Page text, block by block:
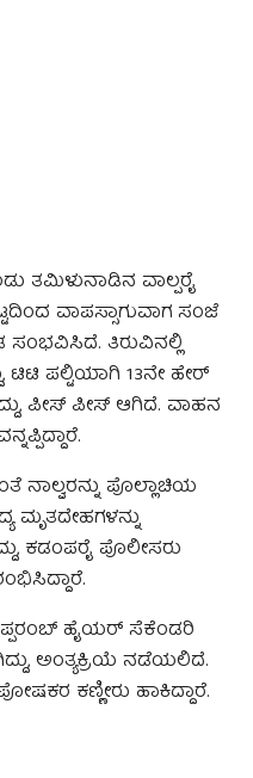
ತಮಿಳುನಾಡಿನ ವಾಲ್ಪರೈ
ವಾಪಸ್ಸಾಗುವಾಗ ಸಂಜೆ
ತಿರುವಿನಲ್ಲಿ
ಪಲ್ಟಿಯಾಗಿ 13ನೇ ಹೇರ್
ಪೀಸ್ ಪೀಸ್ ಆಗಿದೆ. ವಾಹನ
ನಾಲ್ವರನ್ನು ಪೊಲ್ಲಾಚಿಯ
ಮೃತದೇಹಗಳನ್ನು
ಕಡಂಪರೈ ಪೊಲೀಸರು
ಹೈಯರ್ ಸೆಕೆಂಡರಿ
ಅಂತ್ಯಕ್ರಿಯೆ ನಡೆಯಲಿದೆ.
ಕಣ್ಣೀರು ಹಾಕಿದ್ದಾರೆ.